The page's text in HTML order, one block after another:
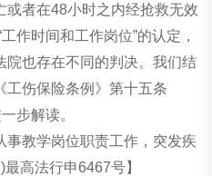
或者在48小时之内经抢救无效
作时间和工作岗位”的认定，
院也存在不同的判决。我们结
工伤保险条例》第十五条
步解读。
教学岗位职责工作，突发疾
高法行申6467号】